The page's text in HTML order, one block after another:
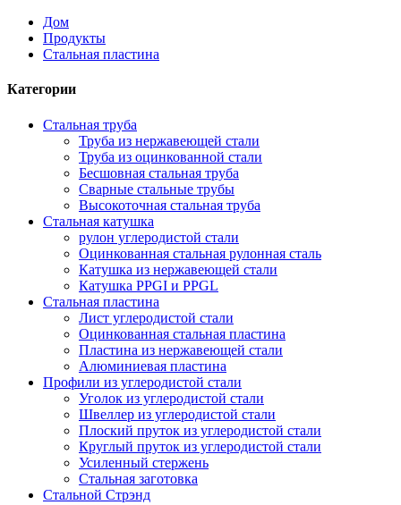
Дом
Продукты
Стальная пластина
Категории
Стальная труба
Труба из нержавеющей стали
Труба из оцинкованной стали
Бесшовная стальная труба
Сварные стальные трубы
Высокоточная стальная труба
Стальная катушка
рулон углеродистой стали
Оцинкованная стальная рулонная сталь
Катушка из нержавеющей стали
Катушка PPGI и PPGL
Стальная пластина
Лист углеродистой стали
Оцинкованная стальная пластина
Пластина из нержавеющей стали
Алюминиевая пластина
Профили из углеродистой стали
Уголок из углеродистой стали
Швеллер из углеродистой стали
Плоский пруток из углеродистой стали
Круглый пруток из углеродистой стали
Усиленный стержень
Стальная заготовка
Стальной Стрэнд